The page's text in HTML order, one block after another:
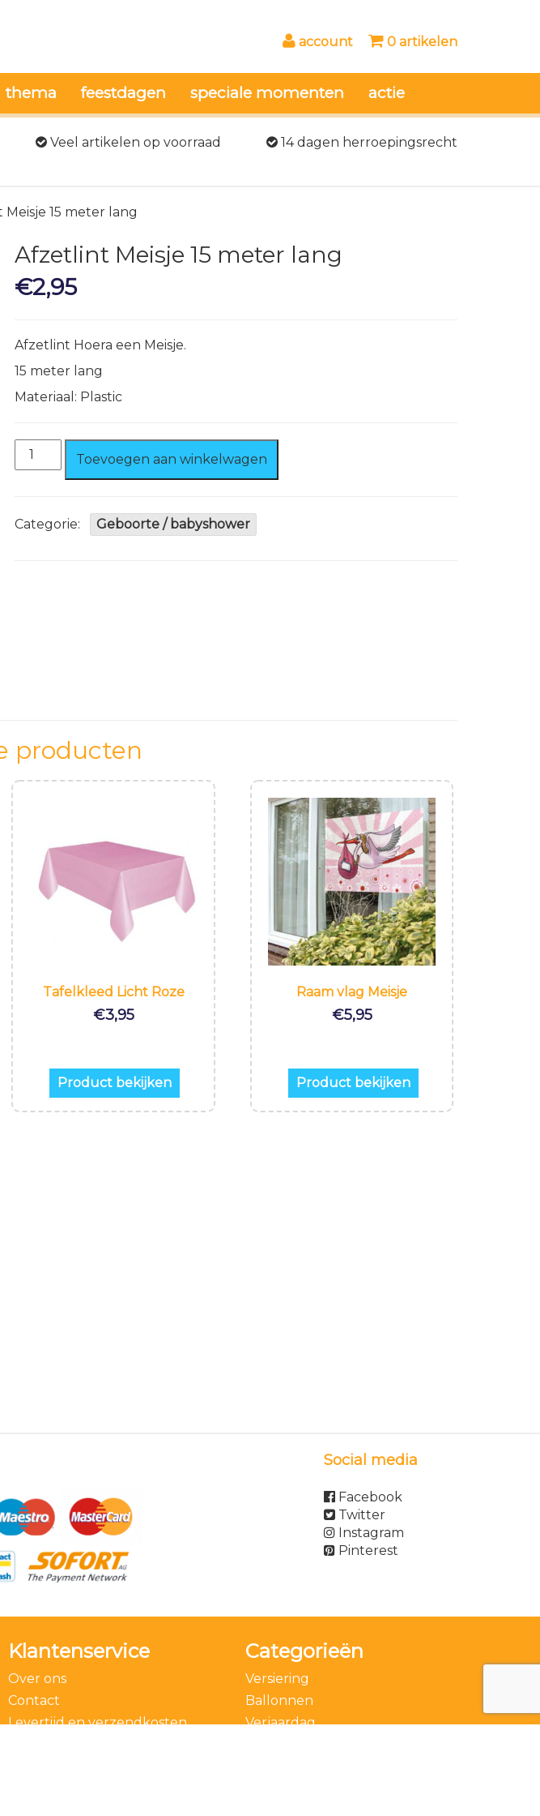
account 0 artikelen
thema feestdagen speciale momenten actie
Veel artikelen op voorraad 14 dagen herroepingsrecht
15 meter lang
Afzetlint Meisje 15 meter lang
€2,95
Afzetlint Hoera een Meisje.
15 meter lang
Materiaal: Plastic
Afzetlint
lang
aantal
Toevoegen aan winkelwagen
Categorie: Geboorte / babyshower
producten
Tafelkleed Licht Roze
€3,95
Product bekijken
Raam vlag Meisje
€5,95
Product bekijken
Social media
Facebook
Twitter
Instagram
Pinterest
Klantenservice
Over ons
Contact
Levertijd en verzendkosten
Categorieën
Versiering
Ballonnen
Verjaardag